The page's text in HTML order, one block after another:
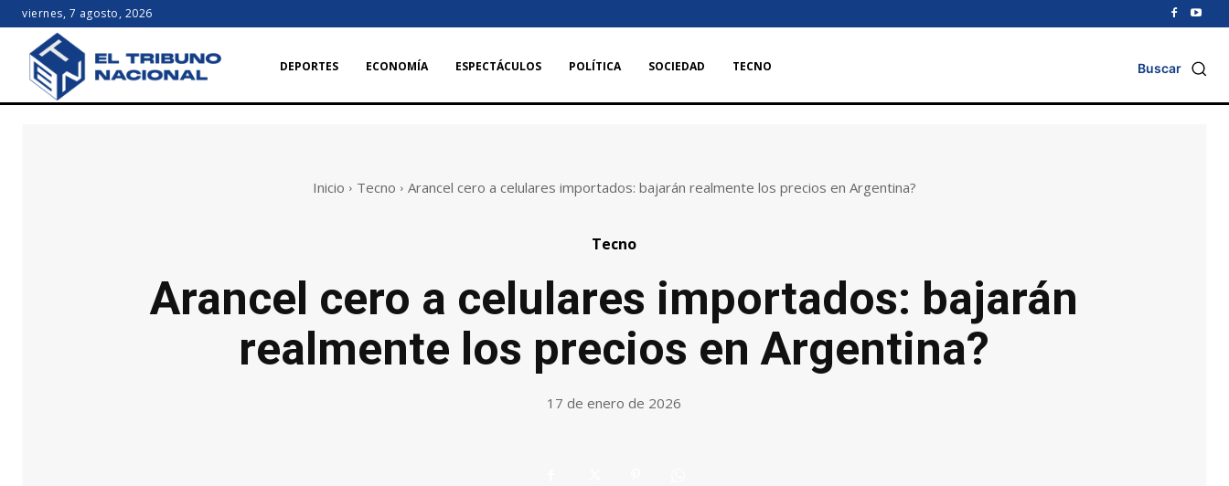
viernes, 7 agosto, 2026
DEPORTES ECONOMÍA ESPECTÁCULOS POLÍTICA SOCIEDAD TECNO Buscar
Inicio Tecno Arancel cero a celulares importados: bajarán realmente los precios en Argentina?
Tecno
Arancel cero a celulares importados: bajarán
realmente los precios en Argentina?
17 de enero de 2026